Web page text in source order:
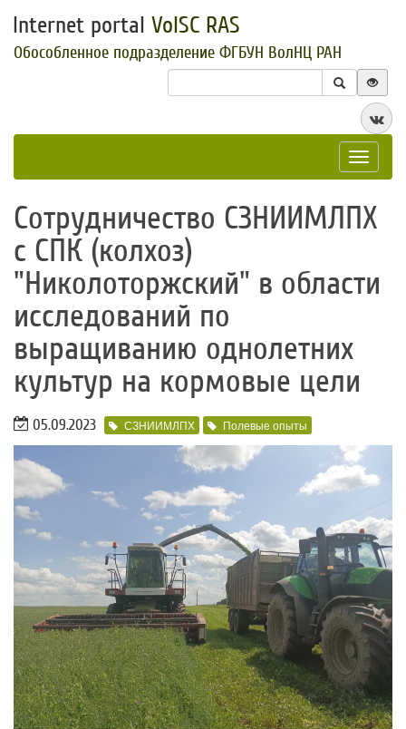
Internet portal VolSC RAS
Обособленное подразделение ФГБУН ВолНЦ РАН
Toggle
​Сотрудничество СЗНИИМЛПХ
с СПК (колхоз)
"Николоторжский" в области
исследований по
выращиванию однолетних
культур на кормовые цели
05.09.2023 СЗНИИМЛПХ Полевые опыты